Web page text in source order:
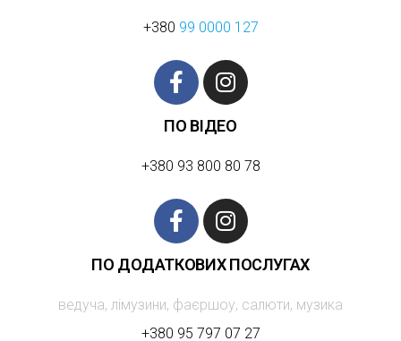
+380 99 0000 127
ПО ВІДЕО
+380 93 800 80 78
ПО ДОДАТКОВИХ ПОСЛУГАХ
ведуча, лімузини, фаєршоу, салюти, музика
+380 95 797 07 27